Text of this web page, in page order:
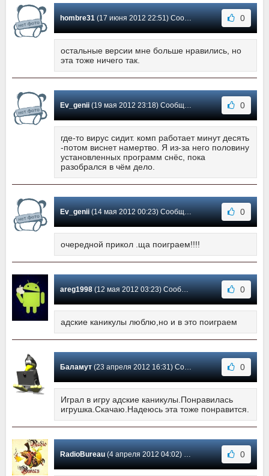
hombre31(17 июня 2012 22:51) Сообщение #11 0
остальные версии мне больше нравились, но
эта тоже ничего так.
Ev_genii(19 мая 2012 23:18) Сообщение #10 0
где-то вирус сидит. комп работает минут десять
-потом виснет намертво. Я из-за него половину
установленных программ снёс, пока
разобрался в чём дело.
Ev_genii(14 мая 2012 00:23) Сообщение #9 0
очередной прикол .ща поиграем!!!!
areg1998(12 мая 2012 03:23) Сообщение #8 0
адские каникулы люблю,но и в это поиграем
Баламут(23 апреля 2012 16:31) Сообщение #7 0
Играл в игру адские каникулы.Понравилась
игрушка.Скачаю.Надеюсь эта тоже понравится.
RadioBureau(4 апреля 2012 04:02) Сообщение #6 0